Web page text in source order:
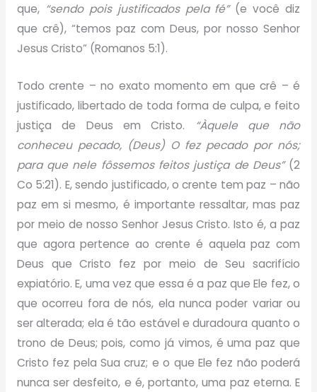
que, “sendo pois justificados pela fé”(e você diz
que crê), “temos paz com Deus, por nosso Senhor
Jesus Cristo” (Romanos 5:1).
Todo crente – no exato momento em que crê – é
justificado, libertado de toda forma de culpa, e feito
justiça de Deus em Cristo.
“Àquele que não
conheceu pecado, (Deus) O fez pecado por nós;
para que nele fôssemos feitos justiça de Deus”(2
Co 5:21). E, sendo justificado, o crente tem paz – não
paz em si mesmo, é importante ressaltar, mas paz
por meio de nosso Senhor Jesus Cristo. Isto é, a paz
que agora pertence ao crente é aquela paz com
Deus que Cristo fez por meio de Seu sacrifício
expiatório. E, uma vez que essa é a paz que Ele fez, o
que ocorreu fora de nós, ela nunca poder variar ou
ser alterada; ela é tão estável e duradoura quanto o
trono de Deus; pois, como já vimos, é uma paz que
Cristo fez pela Sua cruz; e o que Ele fez não poderá
nunca ser desfeito, e é, portanto, uma paz eterna. E